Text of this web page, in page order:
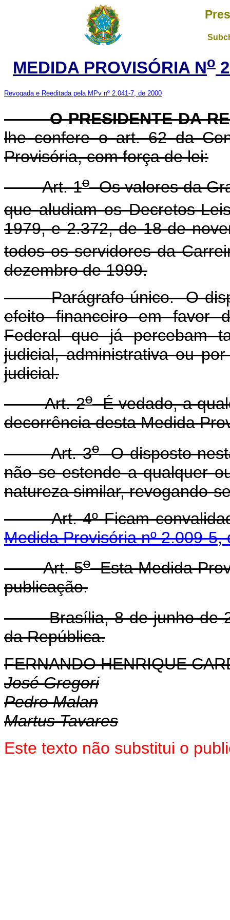
MEDIDA PROVISÓRIA No
Revogada e Reeditada pela MPv nº 2.041-7, de 2000
O PRESIDENTE DA
lhe confere o art. 62 da
Provisória, com força de lei:
Art. 1oOs valores da
que aludiam os Decretos-
1979, e 2.372, de 18 de
todos os servidores da
dezembro de 1999.
Parágrafo único. O
efeito financeiro em favor
Federal que já percebam
judicial, administrativa ou
judicial.
Art. 2oÉ vedado, a
decorrência desta Medida
Art. 3oO disposto
não se estende a qualquer
natureza similar, revogando-
Art. 4º Ficam
Medida Provisória nº 2.009-
Art. 5oEsta Medida
publicação.
Brasília, 8 de junho de
da República.
FERNANDO HENRIQUE
José Gregori
Pedro Malan
Martus Tavares
Este texto não substitui o